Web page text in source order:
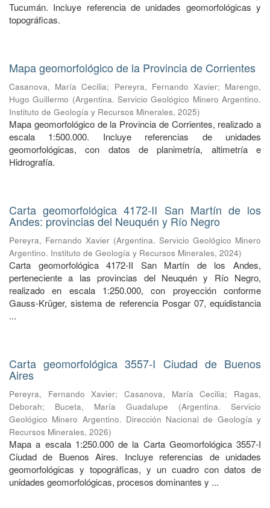
Tucumán. Incluye referencia de unidades geomorfológicas y
topográficas.
Mapa geomorfológico de la Provincia de Corrientes
Casanova, María Cecilia; Pereyra, Fernando Xavier; Marengo,
Hugo Guillermo (Argentina. Servicio Geológico Minero Argentino.
Instituto de Geología y Recursos Minerales, 2025)
Mapa geomorfológico de la Provincia de Corrientes, realizado a
escala 1:500.000. Incluye referencias de unidades
geomorfológicas, con datos de planimetría, altimetría e
Hidrografía.
Carta geomorfológica 4172-II San Martín de los
Andes: provincias del Neuquén y Río Negro
Pereyra, Fernando Xavier (Argentina. Servicio Geológico Minero
Argentino. Instituto de Geología y Recursos Minerales, 2024)
Carta geomorfológica 4172-II San Martín de los Andes,
perteneciente a las provincias del Neuquén y Río Negro,
realizado en escala 1:250.000, con proyección conforme
Gauss-Krüger, sistema de referencia Posgar 07, equidistancia
...
Carta geomorfológica 3557-I Ciudad de Buenos
Aires
Pereyra, Fernando Xavier;Casanova, María Cecilia; Ragas,
Deborah; Buceta, María Guadalupe (Argentina. Servicio
Geológico Minero Argentino. Dirección Nacional de Geología y
Recursos Minerales, 2026)
Mapa a escala 1:250.000 de la Carta Geomorfológica 3557-I
Ciudad de Buenos Aires. Incluye referencias de unidades
geomorfológicas y topográficas, y un cuadro con datos de
unidades geomorfológicas, procesos dominantes y ...